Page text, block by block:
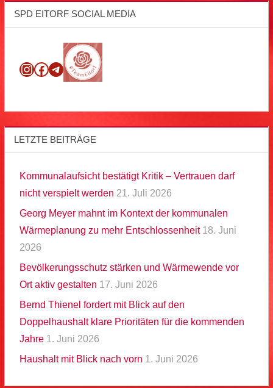
SPD EITORF SOCIAL MEDIA
Instagram
Facebook
Telegram
LETZTE BEITRÄGE
Kommunalaufsicht bestätigt Kritik – Vertrauen darf
nicht verspielt werden 21. Juli 2026
Georg Meyer mahnt im Kontext der kommunalen
Wärmeplanung zu mehr Entschlossenheit 18. Juni
2026
Bevölkerungsschutz stärken und Wärmewende vor
Ort aktiv gestalten 17. Juni 2026
Bernd Thienel fordert mit Blick auf den
Doppelhaushalt klare Prioritäten für die kommenden
Jahre 1. Juni 2026
Haushalt mit Blick nach vorn 1. Juni 2026